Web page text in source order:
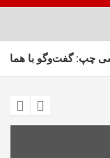
با همایون